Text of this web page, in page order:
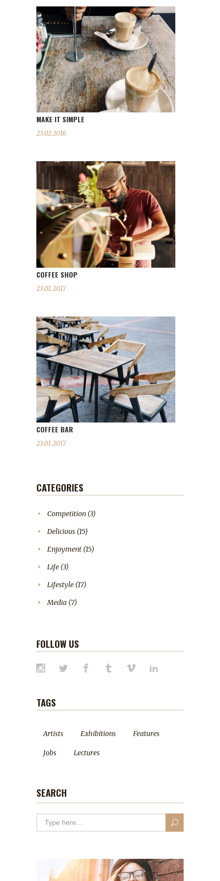
MAKE IT SIMPLE
23.02.2016
COFFEE SHOP
23.01.2017
COFFEE BAR
23.01.2017
CATEGORIES
Competition (3)
Delicious (15)
Enjoyment (15)
Life (3)
Lifestyle (17)
Media (7)
FOLLOW US
TAGS
Artists Exhibitions Features
Jobs Lectures
SEARCH